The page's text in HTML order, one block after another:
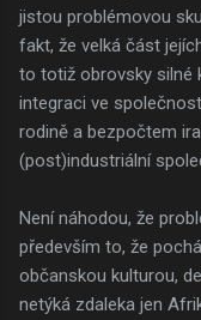
jistou problémovou
fakt, že velká část
to totiž obrovsky silné
integraci ve
rodině a bezpočtem
(post)industriální
Není náhodou, že
především to, že
občanskou kulturou,
netýká zdaleka jen